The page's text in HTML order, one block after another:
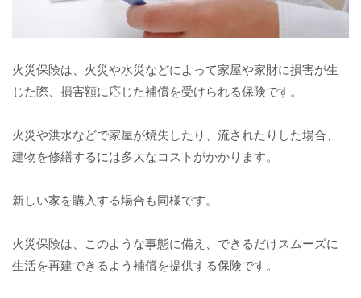
火災保険は、火災や水災などによって家屋や家財に損害が生
じた際、損害額に応じた補償を受けられる保険です。
火災や洪水などで家屋が焼失したり、流されたりした場合、
建物を修繕するには多大なコストがかかります。
新しい家を購入する場合も同様です。
火災保険は、このような事態に備え、できるだけスムーズに
生活を再建できるよう補償を提供する保険です。